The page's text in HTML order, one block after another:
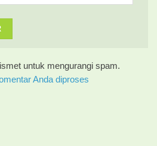
untuk mengurangi spam.
Anda diproses